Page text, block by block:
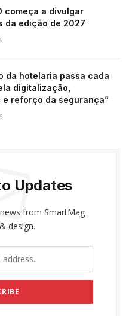
começa a divulgar
da edição de 2027
da hotelaria passa cada
digitalização,
e reforço da segurança”
Updates
from SmartMag
design.